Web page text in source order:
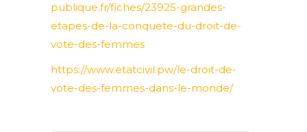
publique.fr/fiches/23925-grandes-
etapes-de-la-conquete-du-droit-de-
vote-des-femmes
https://www.etatcivil.pw/le-droit-de-
vote-des-femmes-dans-le-monde/